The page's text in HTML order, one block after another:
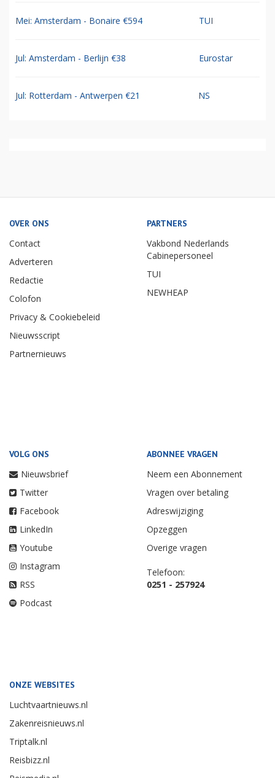
Mei: Amsterdam - Bonaire €594 TUI
Jul: Amsterdam - Berlijn €38 Eurostar
Jul: Rotterdam - Antwerpen €21 NS
OVER ONS
Contact
Adverteren
Redactie
Colofon
Privacy & Cookiebeleid
Nieuwsscript
Partnernieuws
PARTNERS
Vakbond Nederlands
Cabinepersoneel
TUI
NEWHEAP
VOLG ONS
Nieuwsbrief
Twitter
Facebook
LinkedIn
Youtube
Instagram
RSS
Podcast
ABONNEE VRAGEN
Neem een Abonnement
Vragen over betaling
Adreswijziging
Opzeggen
Overige vragen
Telefoon:
0251 - 257924
ONZE WEBSITES
Luchtvaartnieuws.nl
Zakenreisnieuws.nl
Triptalk.nl
Reisbizz.nl